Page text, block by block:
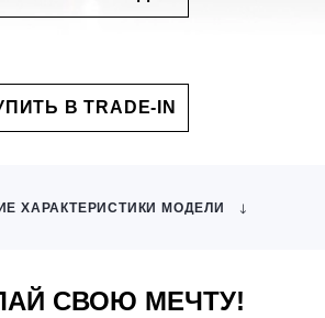
В TRADE-IN
ХАРАКТЕРИСТИКИ МОДЕЛИ
СВОЮ МЕЧТУ!